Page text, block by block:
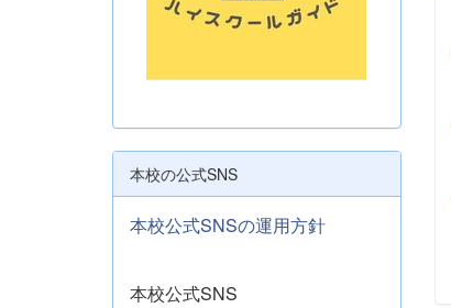
本校の公式SNS
本校公式SNSの運用方針
本校公式SNS